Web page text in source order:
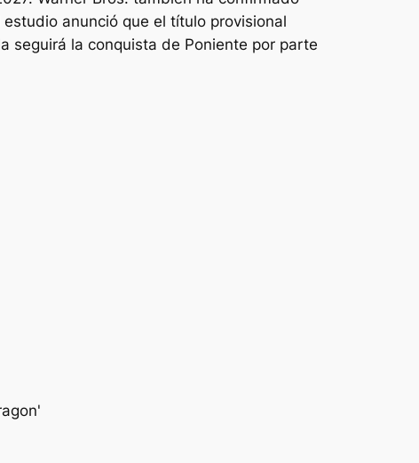
anunció que el título provisional
seguirá la conquista de Poniente por parte